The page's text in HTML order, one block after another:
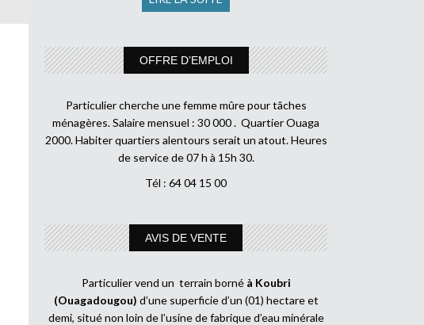
OFFRE D’EMPLOI
Particulier cherche une femme mûre pour tâches
ménagères. Salaire mensuel : 30 000 . Quartier Ouaga
2000. Habiter quartiers alentours serait un atout. Heures
de service de 07 h à 15h 30.
Tél : 64 04 15 00
AVIS DE VENTE
Particulier vend un terrain borné à Koubri
(Ouagadougou) d’une superficie d’un (01) hectare et
demi, situé non loin de l’usine de fabrique d’eau minérale